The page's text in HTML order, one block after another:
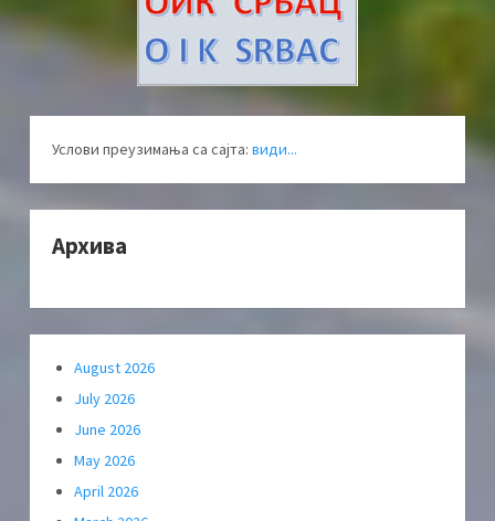
Услови преузимања са сајта: види...
Архива
August 2026
July 2026
June 2026
May 2026
April 2026